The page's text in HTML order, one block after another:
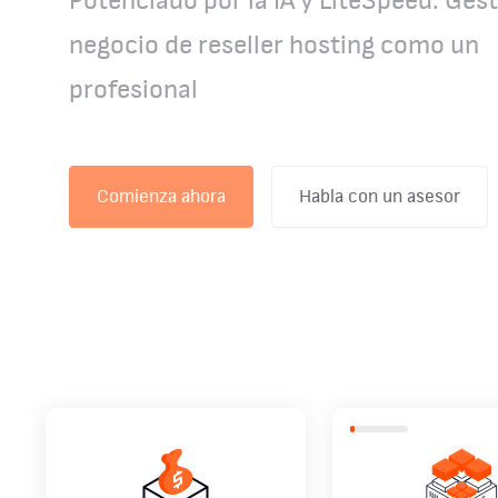
web? Flexibilidad, velocidad y control
absoluto
Comienza ahora Habla con un asesor